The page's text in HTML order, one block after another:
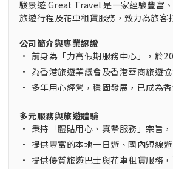
駿景遊 Great Travel 是一家經驗豐富
旅遊行程及花車租賃服務，致力為旅客
公司簡介與專業認證
• 前身為「力高假期服務中心」，於
• 為香港旅遊業議會及香港華商旅遊
• 多年用心經營，穩固發展，已成為
多元服務與旅遊體驗
• 秉持「體貼用心、真摰服務」宗旨
• 提供豐富的本地一日遊、國內短線
• 提供優質旅遊巴士與花車租賃服務